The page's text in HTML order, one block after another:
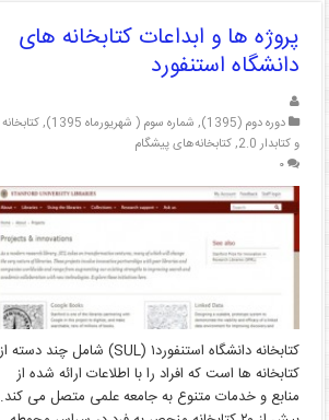
پروژه ها و ابداعات کتابخانه های
دانشگاه استنفورد
دوره دوم (1395) , شماره سوم ( شهریورماه 1395) ,کتابخانه
و کتابدار 2.0
,کتابخانه‌های پیشگام
۰
کتابخانه­­ دانشگاه استنفوردSUL) ۱) شامل چند دسته از
کتابخانه­ ها است که افراد را با اطلاعات ارائه شده از
منابع و خدمات متنوع به جامعه علمی متصل می­ کند.